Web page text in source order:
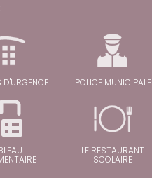
D'URGENCE POLICE MUNICIPALE
LE RESTAURANT
SCOLAIRE